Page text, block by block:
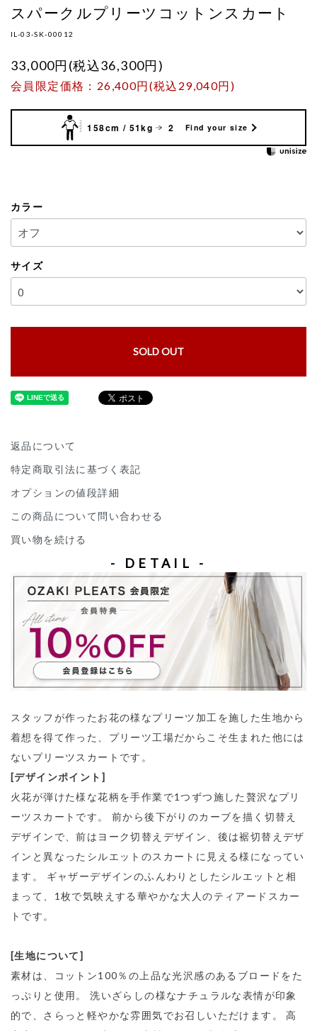
スパークルプリーツコットンスカート
IL-03-SK-00012
33,000円(税込36,300円)
会員限定価格：26,400円(税込29,040円)
158cm / 51kg 2 Find your size
カラー
サイズ
SOLD OUT
返品について
特定商取引法に基づく表記
オプションの値段詳細
この商品について問い合わせる
買い物を続ける
- DETAIL -
スタッフが作ったお花の様なプリーツ加工を施した生地から
着想を得て作った、プリーツ工場だからこそ生まれた他には
ないプリーツスカートです。
[デザインポイント]
火花が弾けた様な花柄を手作業で1つずつ施した贅沢なプリ
ーツスカートです。 前から後下がりのカーブを描く切替え
デザインで、前はヨーク切替えデザイン、後は裾切替えデザ
インと異なったシルエットのスカートに見える様になってい
ます。 ギャザーデザインのふんわりとしたシルエットと相
まって、1枚で気映えする華やかな大人のティアードスカー
トです。
[生地について]
素材は、コットン100％の上品な光沢感のあるブロードをた
っぷりと使用。 洗いざらしの様なナチュラルな表情が印象
的で、さらっと軽やかな雰囲気でお召しいただけます。 高